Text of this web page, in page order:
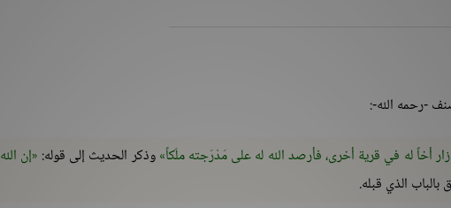
-رحمه الله-:
أخاً له في قرية أخرى، فأرصد الله له على مَدْرَجته ملَكاً وذكر الحديث إلى قوله: إن الله
الذي قبله.